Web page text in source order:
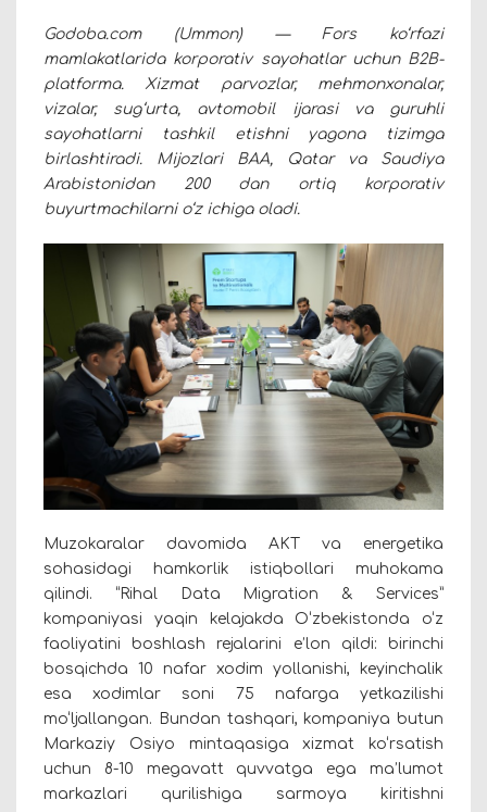
Godoba.com (Ummon) — Fors ko‘rfazi
mamlakatlarida korporativ sayohatlar uchun B2B-
platforma. Xizmat parvozlar, mehmonxonalar,
vizalar, sug‘urta, avtomobil ijarasi va guruhli
sayohatlarni tashkil etishni yagona tizimga
birlashtiradi. Mijozlari BAA, Qatar va Saudiya
Arabistonidan 200 dan ortiq korporativ
buyurtmachilarni o‘z ichiga oladi.
Muzokaralar davomida AKT va energetika
sohasidagi hamkorlik istiqbollari muhokama
qilindi. “Rihal Data Migration & Services”
kompaniyasi yaqin kelajakda O‘zbekistonda o‘z
faoliyatini boshlash rejalarini e’lon qildi: birinchi
bosqichda 10 nafar xodim yollanishi, keyinchalik
esa xodimlar soni 75 nafarga yetkazilishi
mo‘ljallangan. Bundan tashqari, kompaniya butun
Markaziy Osiyo mintaqasiga xizmat ko‘rsatish
uchun 8-10 megavatt quvvatga ega ma’lumot
markazlari qurilishiga sarmoya kiritishni